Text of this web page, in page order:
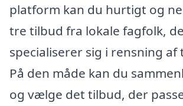
platform kan du hurtigt og
tre tilbud fra lokale fagfolk,
specialiserer sig i rensning af
På den måde kan du
og vælge det tilbud, der